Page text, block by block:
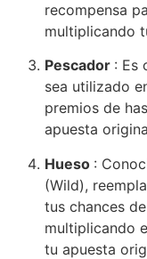
recompensa
multiplicando
Pescador : Es
sea utilizado
premios de
apuesta
Hueso :
(Wild),
tus chances
multiplicando
tu apuesta